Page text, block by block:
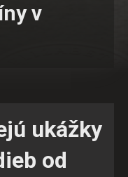
v
ukážky
od